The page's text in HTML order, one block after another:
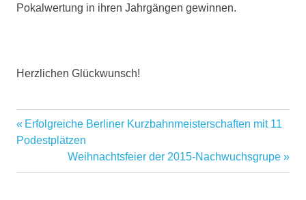
Pokalwertung in ihren Jahrgängen gewinnen.
Herzlichen Glückwunsch!
Medaillen
SC
Schwimmen
Erfolgreiche Berliner Kurzbahnmeisterschaften mit 11
Podestplätzen
Weihnachtsfeier der 2015-Nachwuchsgrupe